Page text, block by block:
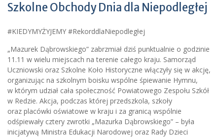
Szkolne Obchody Dnia dla Niepodległej
#KIEDYMYŻYJEMY #RekorddlaNiepodległej
„Mazurek Dąbrowskiego” zabrzmiał dziś punktualnie o godzinie
11.11 w wielu miejscach na terenie całego kraju. Samorząd
Uczniowski oraz Szkolne Koło Historyczne włączyły się w akcję,
organizując na szkolnym boisku wspólne śpiewanie Hymnu,
w którym udział cała społeczność Powiatowego Zespołu Szkół
w Redzie. Akcja, podczas której przedszkola, szkoły
oraz placówki oświatowe w kraju i za granicą wspólnie
odśpiewały cztery zwrotki „Mazurka Dąbrowskiego” – była
inicjatywą Ministra Edukacji Narodowej oraz Rady Dzieci